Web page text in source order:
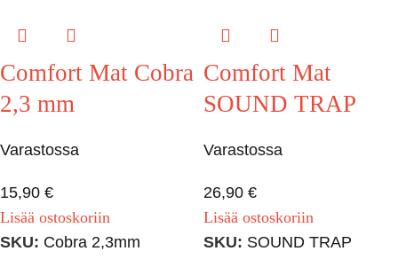
Comfort Mat Cobra
2,3 mm
Varastossa
15,90 €
Lisää ostoskoriin
SKU: Cobra 2,3mm
Comfort Mat
SOUND TRAP
Varastossa
26,90 €
Lisää ostoskoriin
SKU: SOUND TRAP